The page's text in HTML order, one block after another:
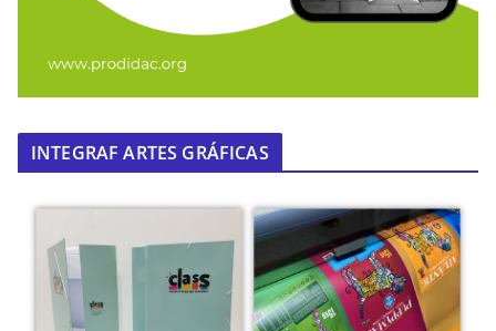
INTEGRAF ARTES GRÁFICAS